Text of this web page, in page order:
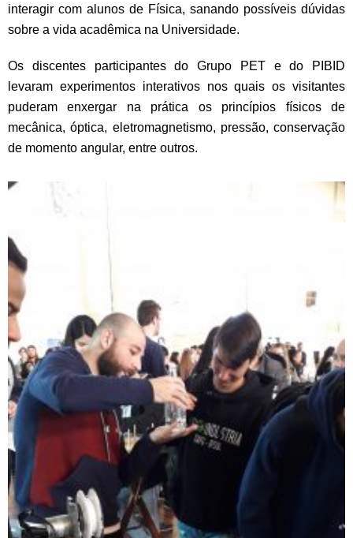
interagir com alunos de Física, sanando possíveis dúvidas
sobre a vida acadêmica na Universidade.
Os discentes participantes do Grupo PET e do PIBID
levaram experimentos interativos nos quais os visitantes
puderam enxergar na prática os princípios físicos de
mecânica, óptica, eletromagnetismo, pressão, conservação
de momento angular, entre outros.